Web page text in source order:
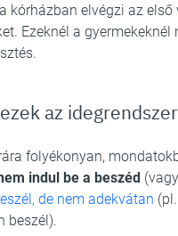
kórházban elvégzi az
Ezeknél a
az
folyékonyan,
indul be a beszéd
de nem adekvátan
beszél).